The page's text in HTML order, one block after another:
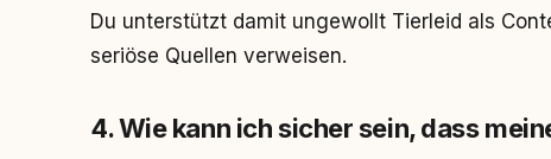
Du unterstützt damit ungewollt Tierleid als
seriöse Quellen verweisen.
4. Wie kann ich sicher sein, dass